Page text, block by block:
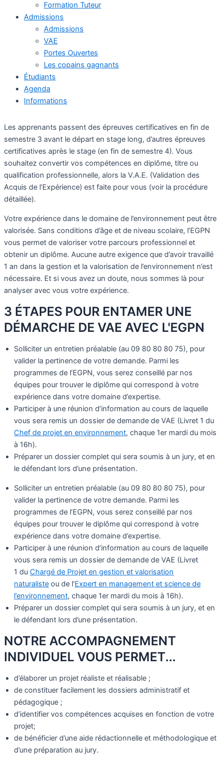
Formation Tuteur
Admissions
Admissions
VAE
Portes Ouvertes
Les copains gagnants
Étudiants
Agenda
Informations
Les apprenants passent des épreuves certificatives en fin de
semestre 3 avant le départ en stage long, d’autres épreuves
certificatives après le stage (en fin de semestre 4). Vous
souhaitez convertir vos compétences en diplôme, titre ou
qualification professionnelle, alors la V.A.E. (Validation des
Acquis de l’Expérience) est faite pour vous (voir la procédure
détaillée).
Votre expérience dans le domaine de l’environnement peut être
valorisée. Sans conditions d’âge et de niveau scolaire, l’EGPN
vous permet de valoriser votre parcours professionnel et
obtenir un diplôme. Aucune autre exigence que d’avoir travaillé
1 an dans la gestion et la valorisation de l’environnement n’est
nécessaire. Et si vous avez un doute, nous sommes là pour
analyser avec vous votre expérience.
3 ÉTAPES POUR ENTAMER UNE
DÉMARCHE DE VAE AVEC L'EGPN
Solliciter un entretien préalable (au 09 80 80 80 75), pour
valider la pertinence de votre demande. Parmi les
programmes de l’EGPN, vous serez conseillé par nos
équipes pour trouver le diplôme qui correspond à votre
expérience dans votre domaine d’expertise.
Participer à une réunion d’information au cours de laquelle
vous sera remis un dossier de demande de VAE (Livret 1 du
Chef de projet en environnement, chaque 1er mardi du mois
à 16h).
Préparer un dossier complet qui sera soumis à un jury, et en
le défendant lors d’une présentation.
Solliciter un entretien préalable (au 09 80 80 80 75), pour
valider la pertinence de votre demande. Parmi les
programmes de l’EGPN, vous serez conseillé par nos
équipes pour trouver le diplôme qui correspond à votre
expérience dans votre domaine d’expertise.
Participer à une réunion d’information au cours de laquelle
vous sera remis un dossier de demande de VAE (Livret
1 du Chargé de Projet en gestion et valorisation
naturaliste ou de l’Expert en management et science de
l’environnement, chaque 1er mardi du mois à 16h).
Préparer un dossier complet qui sera soumis à un jury, et en
le défendant lors d’une présentation.
NOTRE ACCOMPAGNEMENT
INDIVIDUEL VOUS PERMET...
d’élaborer un projet réaliste et réalisable ;
de constituer facilement les dossiers administratif et
pédagogique ;
d’identifier vos compétences acquises en fonction de votre
projet;
de bénéficier d’une aide rédactionnelle et méthodologique et
d’une préparation au jury.